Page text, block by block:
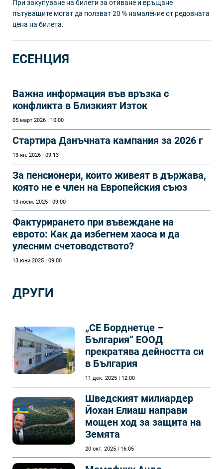
При закупуване на билети за отиване и връщане
пътуващите могат да ползват 20 % намаление от редовната
цена на билета.
ЕСЕНЦИЯ
Важна информация във връзка с
конфликта в Близкият Изток
05 март 2026 | 10:00
Стартира Данъчната кампания за 2026 г
13 ян. 2026 | 09:13
За пенсионери, които живеят в държава,
която не е член на Европейския съюз
13 ноем. 2025 | 09:00
Фактурирането при въвеждане на
еврото: Как да избегнем хаоса и да
улесним счетоводството?
13 юни 2025 | 09:00
ДРУГИ
„СЕ Борднетце –
България“ ЕООД
прекратява дейността си
в България
11 дек. 2025 | 12:00
Шведският милиардер
Йохан Елиаш направи
мощен ход за защита на
Земята
20 окт. 2025 | 16:05